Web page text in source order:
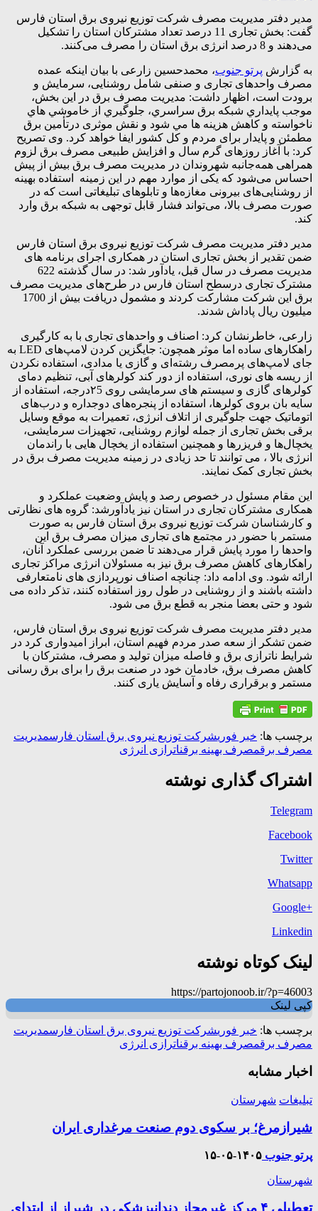
مدیر دفتر مدیریت مصرف شرکت توزیع نیروی برق استان فارس
گفت: بخش تجاری 11 درصد تعداد مشترکان استان را تشکیل
می‌دهند و 8 درصد انرژی برق استان را مصرف می‌کنند.
به گزارش پرتو جنوب، محمدحسین زارعی با بیان اینکه عمده
مصرف واحد‌های تجاری و صنفی شامل روشنایی، سرمایش و
برودت است، اظهار داشت: مديريت مصرف برق در اين بخش،
موجب پايداري شبکه برق سراسري، جلوگيري از خاموشي هاي
ناخواسته و كاهش هزينه ها مي شود و نقش موثری درتأمین برق
مطمئن و پایدار برای مردم و کل کشور ایفا خواهد کرد. وی تصریح
کرد: با آغاز روزهای گرم سال و افزایش طبیعی مصرف برق لزوم
همراهی همه‌جانبه شهروندان در مدیریت مصرف برق بیش از پیش
احساس می‌شود که یکی از موارد مهم در این زمینه استفاده بهینه
از روشنایی‌های بیرونی مغازه‌ها و تابلوهای تبلیغاتی است که در
صورت مصرف بالا، می‌تواند فشار قابل توجهی به شبکه برق وارد
کند.
مدیر دفتر مدیریت مصرف شرکت توزیع نیروی برق استان فارس
ضمن تقدیر از بخش تجاری استان در همکاری اجرای برنامه های
مدیریت مصرف در سال قبل، یادآور شد: در سال گذشته 622
مشترک تجاری درسطح استان فارس در طرح‌های مدیریت مصرف
برق این شرکت مشارکت کردند و مشمول دریافت بیش از 1700
میلیون ریال پاداش شدند.
زارعی، خاطرنشان کرد: اصناف و واحد‌های تجاری با به کارگیری
راهکار‌های ساده اما موثر همچون: جایگزین کردن لامپ‌های LED به
جای لامپ‌های پرمصرف رشته‌ای و گازی یا مدادی، استفاده نکردن
از ریسه های نوری، استفاده از دور کند کولرهای آبی، تنظیم دمای
کولرهای گازی و سیستم های سرمایشی روی ۲5درجه، استفاده از
سایه بان بروی کولرها، استفاده از پنجره‌های دوجداره و درب‌های
اتوماتیک جهت جلوگیری از اتلاف انرژی، تعمیرات به موقع وسایل
برقی بخش تجاری از جمله لوازم روشنایی، تجهیزات سرمایشی،
یخچال‌ها و فریزرها و همچنین استفاده از یخچال هایی با راندمان
انرژی بالا ، می توانند تا حد زیادی در زمینه مدیریت مصرف برق در
بخش تجاری کمک نمایند.
این مقام مسئول در خصوص رصد و پایش وضعیت عملکرد و
همکاری مشترکان تجاری در استان نیز یادآورشد: گروه های نظارتی
و کارشناسان شرکت توزیع نیروی برق استان فارس به صورت
مستمر با حضور در مجتمع های تجاری میزان مصرف برق این
واحدها را مورد پایش قرار می‌دهند تا ضمن بررسی عملکرد آنان،
راهکارهای کاهش مصرف برق نیز به مسئولان انرژی مراکز تجاری
ارائه شود. وی ادامه داد: چنانچه اصناف نورپردازی های نامتعارفی
داشته باشند و از روشنایی در طول روز استفاده کنند، تذکر داده می
شود و حتی بعضا منجر به قطع برق می شود.
مدیر دفتر مدیریت مصرف شرکت توزیع نیروی برق استان فارس،
ضمن تشکر از سعه صدر مردم فهیم استان، ابراز امیدواری کرد در
شرایط ناترازی برق و فاصله میزان تولید و مصرف، مشترکان با
کاهش مصرف برق، خادمان خود در صنعت برق را برای برق رسانی
مستمر و برقراری رفاه و آسایش یاری کنند.
برچسب ها: خبر فوریشرکت توزیع نیروی برق استان فارسمدیریت
مصرف برقمصرف بهینه برقناترازی انرژی
اشتراک گذاری نوشته
Telegram
Facebook
Twitter
Whatsapp
+Google
Linkedin
لینک کوتاه نوشته
https://partojonoob.ir/?p=46003
کپی لینک
برچسب ها: خبر فوریشرکت توزیع نیروی برق استان فارسمدیریت
مصرف برقمصرف بهینه برقناترازی انرژی
اخبار مشابه
تبلیغات شهرستان
شیرازمرغ؛ بر سکوی دوم صنعت مرغداری ایران
پرتو جنوب ۱۴۰۵-۰۵-۱۵
شهرستان
تعطیلی ۴ مرکز غیرمجاز دندانپزشکی در شیراز از ابتدای